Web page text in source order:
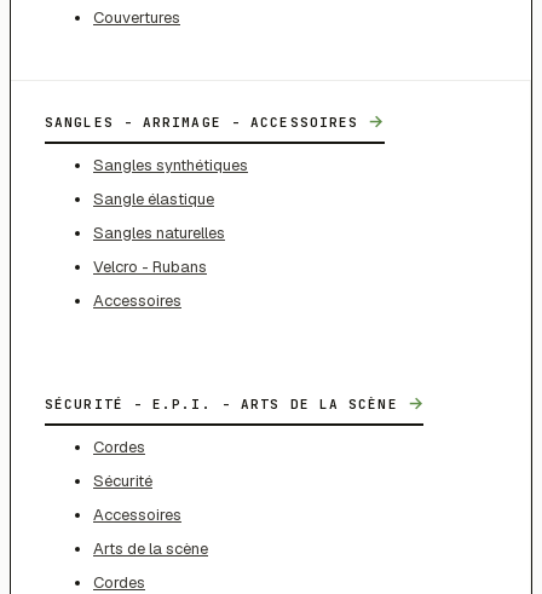
Couvertures
SANGLES - ARRIMAGE - ACCESSOIRES →
Sangles synthétiques
Sangle élastique
Sangles naturelles
Velcro - Rubans
Accessoires
SÉCURITÉ - E.P.I. - ARTS DE LA SCÈNE →
Cordes
Sécurité
Accessoires
Arts de la scène
Cordes